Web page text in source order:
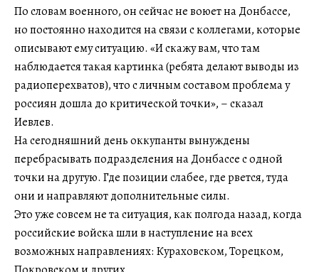
По словам военного, он сейчас не воюет на Донбассе,
но постоянно находится на связи с коллегами, которые
описывают ему ситуацию. «И скажу вам, что там
наблюдается такая картинка (ребята делают выводы из
радиоперехватов), что с личным составом проблема у
россиян дошла до критической точки», – сказал
Иевлев.
На сегодняшний день оккупанты вынуждены
перебрасывать подразделения на Донбассе с одной
точки на другую. Где позиции слабее, где рвется, туда
они и направляют дополнительные силы.
Это уже совсем не та ситуация, как полгода назад, когда
российские войска шли в наступление на всех
возможных направлениях: Кураховском, Торецком,